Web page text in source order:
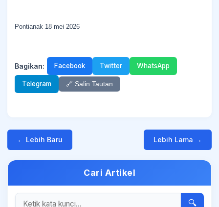
Pontianak 18 mei 2026
Bagikan: Facebook Twitter WhatsApp
Telegram 🔗 Salin Tautan
← Lebih Baru Lebih Lama →
Cari Artikel
🔍